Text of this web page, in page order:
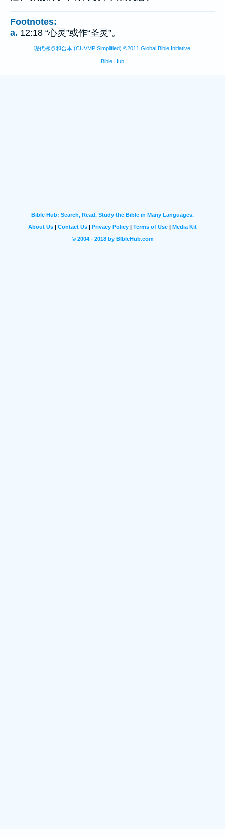
Footnotes:
a. 12:18 “心灵”或作“圣灵”。
现代标点和合本 (CUVMP Simplified) ©2011 Global Bible Initiative.
Bible Hub